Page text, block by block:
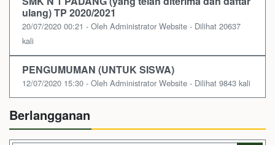
ulang) TP 2020/2021
20/07/2020 00:21 - Oleh Administrator Website - Dilihat 20637
kali
PENGUMUMAN (UNTUK SISWA)
12/07/2020 15:30 - Oleh Administrator Website - Dilihat 9843 kali
Berlangganan